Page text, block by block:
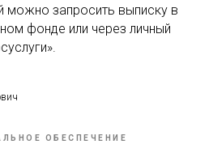
можно запросить выписку в
фонде или через личный
ОБЕСПЕЧЕНИЕ